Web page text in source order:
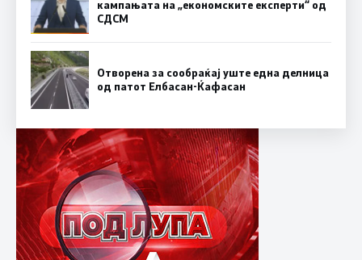
кампањата на „економските експерти“ од
СДСM
Отворена за сообраќај уште една делница
од патот Елбасан-Ќафасан